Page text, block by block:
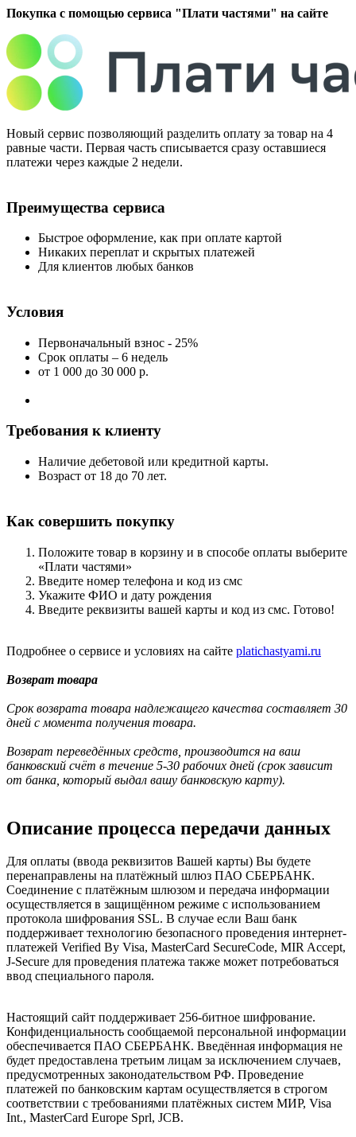
Покупка с помощью сервиса "Плати частями" на сайте
Новый сервис позволяющий разделить оплату за товар на 4
равные части. Первая часть списывается сразу оставшиеся
платежи через каждые 2 недели.
Преимущества сервиса
Быстрое оформление, как при оплате картой
Никаких переплат и скрытых платежей
Для клиентов любых банков
Условия
Первоначальный взнос - 25%
Срок оплаты – 6 недель
от 1 000 до 30 000 р.
Требования к клиенту
Наличие дебетовой или кредитной карты.
Возраст от 18 до 70 лет.
Как совершить покупку
Положите товар в корзину и в способе оплаты выберите
«Плати частями»
Введите номер телефона и код из смс
Укажите ФИО и дату рождения
Введите реквизиты вашей карты и код из смс. Готово!
Подробнее о сервисе и условиях на сайте platichastyami.ru
Возврат товара
Срок возврата товара надлежащего качества составляет 30
дней с момента получения товара.
Возврат переведённых средств, производится на ваш
банковский счёт в течение 5-30 рабочих дней (срок зависит
от банка, который выдал вашу банковскую карту).
Описание процесса передачи данных
Для оплаты (ввода реквизитов Вашей карты) Вы будете
перенаправлены на платёжный шлюз ПАО СБЕРБАНК.
Соединение с платёжным шлюзом и передача информации
осуществляется в защищённом режиме с использованием
протокола шифрования SSL. В случае если Ваш банк
поддерживает технологию безопасного проведения интернет-
платежей Verified By Visa, MasterCard SecureCode, MIR Accept,
J-Secure для проведения платежа также может потребоваться
ввод специального пароля.
Настоящий сайт поддерживает 256-битное шифрование.
Конфиденциальность сообщаемой персональной информации
обеспечивается ПАО СБЕРБАНК. Введённая информация не
будет предоставлена третьим лицам за исключением случаев,
предусмотренных законодательством РФ. Проведение
платежей по банковским картам осуществляется в строгом
соответствии с требованиями платёжных систем МИР, Visa
Int., MasterCard Europe Sprl, JCB.